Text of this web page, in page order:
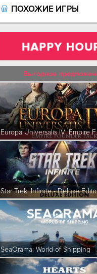
ПОХОЖИЕ ИГРЫ
Выгодное
Europa
Star Trek: Infinite - Deluxe
SeaOrama: World of Shipping